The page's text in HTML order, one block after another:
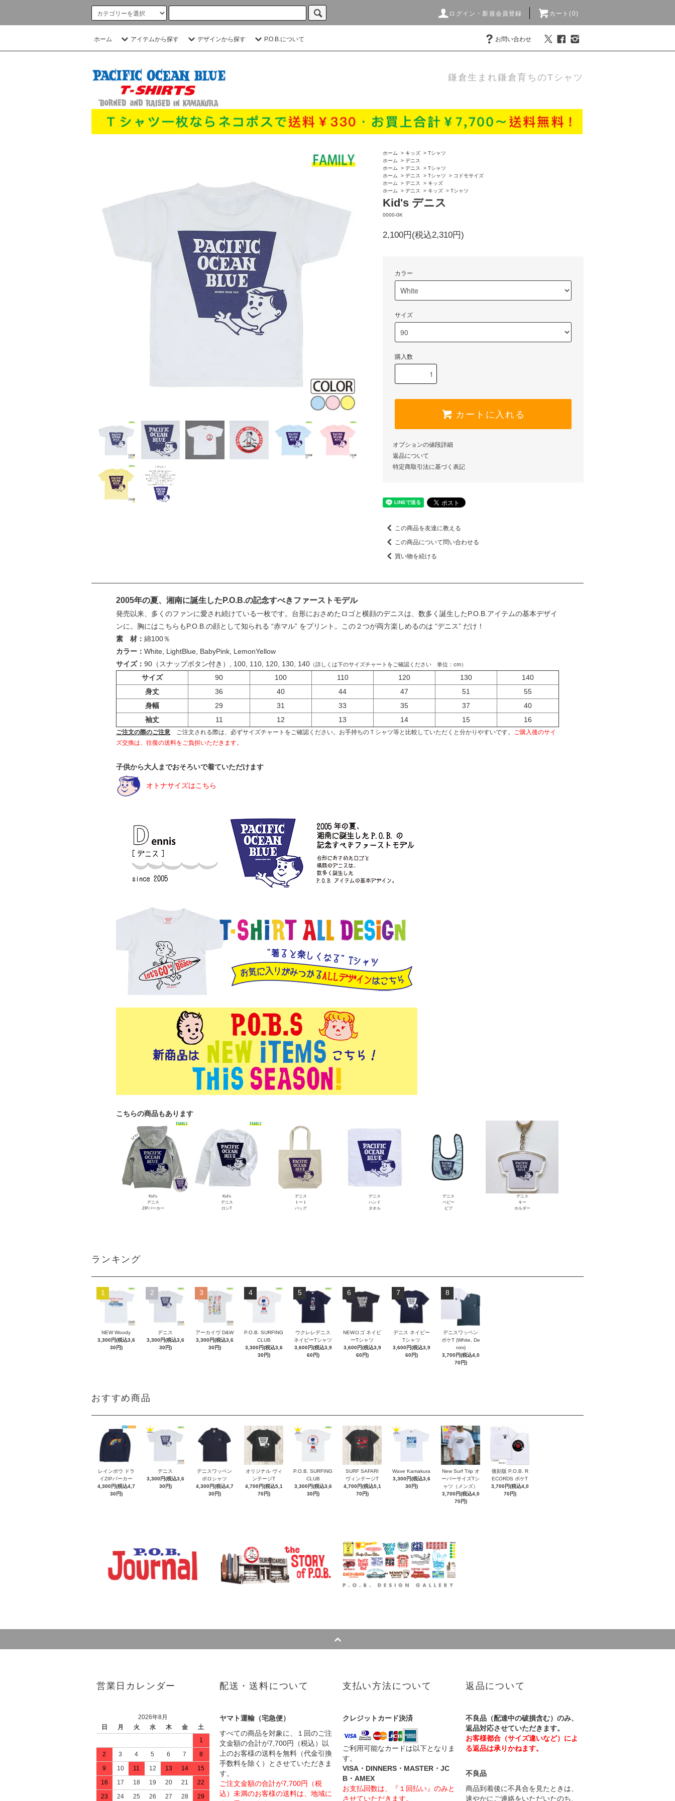
ログイン・新規会員登録 カート(0)
ホーム アイテムから探す デザインから探す P.O.B.について お問い合わせ
鎌倉生まれ鎌倉育ちのTシャツ
ホーム > キッズ > Tシャツ
ホーム
> デニス
ホーム
> デニス > Tシャツ
ホーム
> デニス > Tシャツ > コドモサイズ
ホーム
> デニス > キッズ
ホーム
> デニス > キッズ > Tシャツ
Kid's デニス
0000-0K
2,100円(税込2,310円)
カラー
サイズ
購入数
カートに入れる
オプションの値段詳細
返品について
特定商取引法に基づく表記
この商品を友達に教える
この商品について問い合わせる
買い物を続ける
2005年の夏、湘南に誕生したP.O.B.の記念すべきファーストモデル
発売以来、多くのファンに愛され続けている一枚です。台形におさめたロゴと横顔のデニスは、数多く誕生したP.O.B.アイテムの基本デザイ
ンに。胸にはこちらもP.O.B.の顔として知られる “赤マル” をプリント。この２つが両方楽しめるのは “デニス” だけ！
素 材： 綿100％
カラー： White, LightBlue, BabyPink, LemonYellow
サイズ： 90（スナップボタン付き）, 100, 110, 120, 130, 140 （詳しくは下のサイズチャートをご確認ください 単位：cm）
サイズ 90 100 110 120 130
140
身丈
36 40 44 47 51
55
身幅
29 31 33 35 37
40
袖丈
11 12 13 14 15 16
ご注文の際のご注意 ご注文される際は、必ずサイズチャートをご確認ください。お手持ちのＴシャツ等と比較していただくと分かりやすいです。 ご購入後のサイ
ズ交換は、往復の送料をご負担いただきます。
子供から大人までおそろいで着ていただけます
オトナサイズはこちら
こちらの商品もあります
Kid's
デニス
ZIPパーカー
Kid's
デニス
ロンT
デニス
トート
バッグ
デニス
ハンド
タオル
デニス
ベビー
ビブ
デニス
キー
ホルダー
ランキング
1
NEW Woody
3,300円(税込3,6
30円)
2
デニス
3,300円(税込3,6
30円)
3
アーカイヴ D&W
3,300円(税込3,6
30円)
4
P.O.B. SURFING
CLUB
3,300円(税込3,6
30円)
5
ウクレレデニス
ネイビーTシャツ
3,600円(税込3,9
60円)
6
NEWロゴ ネイビ
ーTシャツ
3,600円(税込3,9
60円)
7
デニス ネイビー
Tシャツ
3,600円(税込3,9
60円)
8
デニスワッペン
ポケT (White, De
nim)
3,700円(税込4,0
70円)
おすすめ商品
レインボウ ドラ
イZIPパーカー
4,300円(税込4,7
30円)
デニス
3,300円(税込3,6
30円)
デニスワッペン
ポロシャツ
4,300円(税込4,7
30円)
オリジナル ヴィ
ンテージT
4,700円(税込5,1
70円)
P.O.B. SURFING
CLUB
3,300円(税込3,6
30円)
SURF SAFARI
ヴィンテージT
4,700円(税込5,1
70円)
Wave Kamakura
3,300円(税込3,6
30円)
New Surf Trip オ
ーバーサイズTシ
ャツ（メンズ）
3,700円(税込4,0
70円)
復刻版 P.O.B. R
ECORDS ポケT
3,700円(税込4,0
70円)
営業日カレンダー
2026年8月
日
月 火 水 木 金
土
1
2
3 4 5 6 7
8
9
10 11 12 13 14
15
16
17 18 19 20 21
22
23
24 25 26 27 28 29
配送・送料について
ヤマト運輸（宅急便）
すべての商品を対象に、１回のご注
文金額の合計が7,700円（税込）以
上のお客様の送料を無料（代金引換
手数料を除く）とさせていただきま
す。
ご注文金額の合計が7,700円（税
込）未満のお客様の送料は、地域に
支払い方法について
クレジットカード決済
ご利用可能なカードは以下となりま
す。
VISA・DINNERS・MASTER・JC
B・AMEX
お支払回数は、『１回払い』のみと
させていただきます。
返品について
不良品（配達中の破損含む）のみ、
返品対応させていただきます。
お客様都合（サイズ違いなど）によ
る返品は承りかねます。
不良品
商品到着後に不具合を見たときは、
速やかにご連絡をいただいたのち、